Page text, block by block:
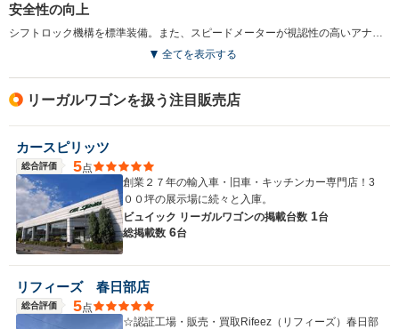
安全性の向上
全てを表示する
リーガルワゴンを扱う注目販売店
カースピリッツ
総合評価 5点
創業２７年の輸入車・旧車・キッチンカー専門店！3
００坪の展示場に続々と入庫。
ビュイック リーガルワゴンの掲載台数 1台
総掲載数 6台
リフィーズ 春日部店
総合評価 5点
☆認証工場・販売・買取Rifeez（リフィーズ）春日部